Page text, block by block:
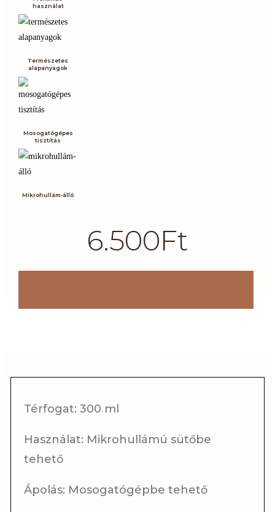
használat
Természetes
alapanyagok
Mosogatógépes
tisztítás
Mikrohullám-álló
6.500Ft
Térfogat: 300 ml
Használat: Mikrohullámú sütőbe
tehető
Ápolás: Mosogatógépbe tehető